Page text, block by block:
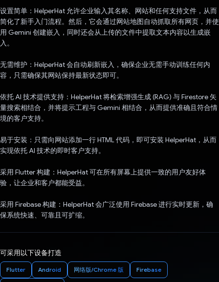
设置简单：HelperHat 允许企业输入其名称、网站和任何支持文件，从而
简化了新手入门流程。然后，它会通过网站地图自动抓取所有网页，并使
用 Gemini 创建嵌入，同时还会从上传的文件中提取文本内容以生成嵌
入。
无需维护：HelperHat 会自动刷新嵌入，确保企业无需手动训练任何内
容，只需确保其网站保持最新状态即可。
依托 AI 技术提供支持：HelperHat 将检索增强生成 (RAG) 与 Firestore 矢
量搜索相结合，并将提示工程与 Gemini 相结合，从而提供准确且符合情
境的客户支持。
易于安装：只需向网站添加一行 HTML 代码，即可安装 HelperHat，从而
实现依托 AI 技术的即时客户支持。
采用 Flutter 构建：HelperHat 可在所有屏幕上提供一致的用户友好体
验，让企业和客户都能受益。
采用 Firebase 构建：HelperHat 会广泛使用 Firebase 进行实时更新，确
保系统快速、可靠且可扩缩。
可采用以下设备打造
Flutter Android 网络版/Chrome 版 Firebase